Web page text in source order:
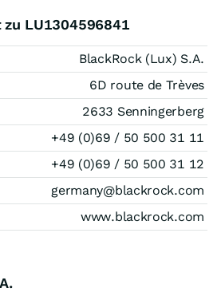
LU1304596841
BlackRock (Lux) S.A.
6D route de Trèves
2633 Senningerberg
+49 (0)69 / 50 500 31 11
+49 (0)69 / 50 500 31 12
germany@blackrock.com
www.blackrock.com